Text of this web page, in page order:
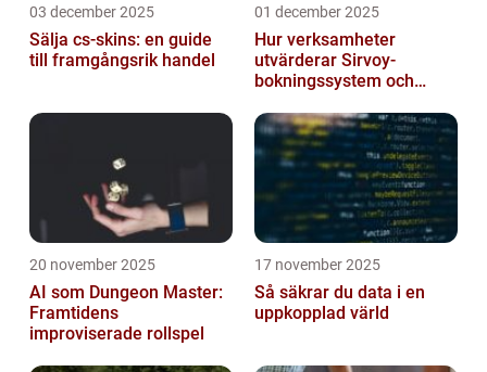
03 december 2025
Sälja cs-skins: en guide
till framgångsrik handel
01 december 2025
Hur verksamheter
utvärderar Sirvoy-
bokningssystem och
20 november 2025
AI som Dungeon Master:
Framtidens
improviserade rollspel
17 november 2025
Så säkrar du data i en
uppkopplad värld